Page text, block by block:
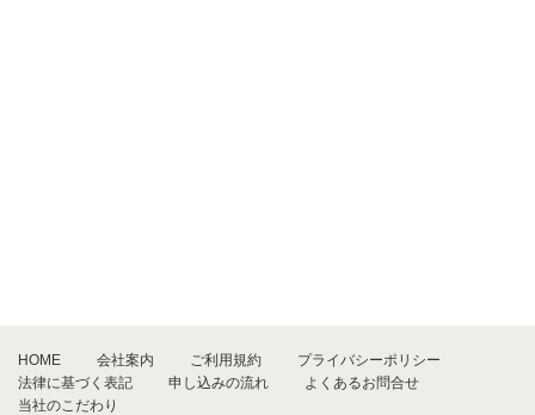
HOME 会社案内 ご利用規約
プライバシーポリシー
法律に基づく表記
申し込みの流れ
よくあるお問合せ
当社のこだわり